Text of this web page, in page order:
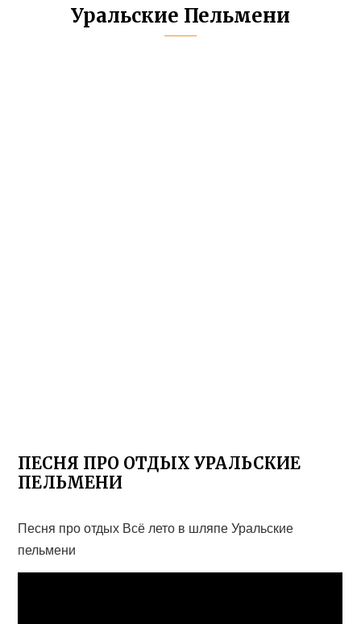
Уральские Пельмени
ПЕСНЯ ПРО ОТДЫХ УРАЛЬСКИЕ
ПЕЛЬМЕНИ
Песня про отдых Всё лето в шляпе Уральские
пельмени